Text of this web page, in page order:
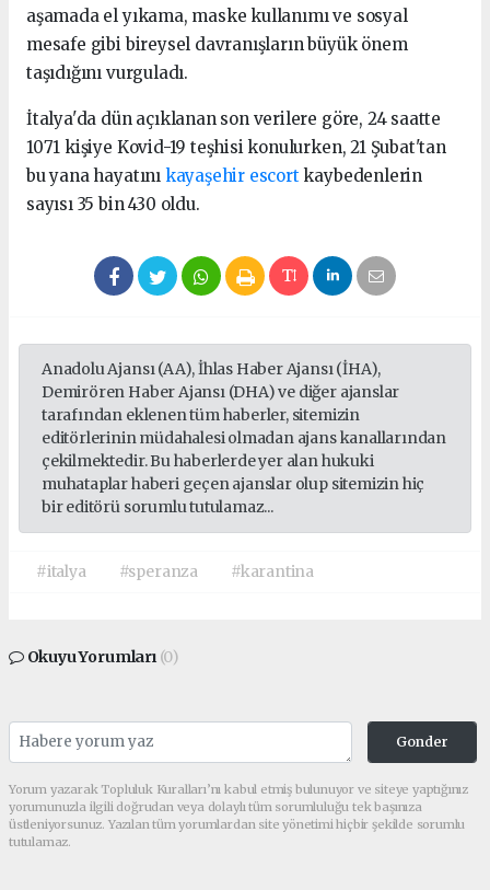
aşamada el yıkama, maske kullanımı ve sosyal
mesafe gibi bireysel davranışların büyük önem
taşıdığını vurguladı.
İtalya'da dün açıklanan son verilere göre, 24 saatte
1071 kişiye Kovid-19 teşhisi konulurken, 21 Şubat'tan
bu yana hayatını kayaşehir escort kaybedenlerin
sayısı 35 bin 430 oldu.
Anadolu Ajansı (AA), İhlas Haber Ajansı (İHA),
Demirören Haber Ajansı (DHA) ve diğer ajanslar
tarafından eklenen tüm haberler, sitemizin
editörlerinin müdahalesi olmadan ajans kanallarından
çekilmektedir. Bu haberlerde yer alan hukuki
muhataplar haberi geçen ajanslar olup sitemizin hiç
bir editörü sorumlu tutulamaz...
#italya #speranza #karantina
Okuyu Yorumları (0)
Gonder
Yorum yazarak Topluluk Kuralları’nı kabul etmiş bulunuyor ve siteye yaptığınız
yorumunuzla ilgili doğrudan veya dolaylı tüm sorumluluğu tek başınıza
üstleniyorsunuz. Yazılan tüm yorumlardan site yönetimi hiçbir şekilde sorumlu
tutulamaz.